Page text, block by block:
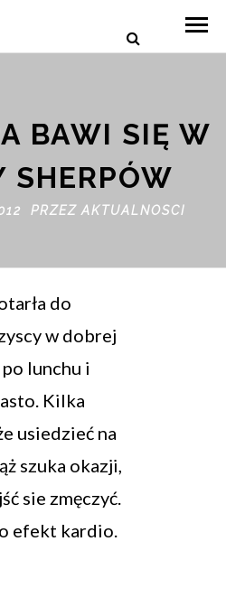
BAWI SIĘ W
SHERPÓW
PRZEZAKTUALNOSCI
do
w dobrej
lunchu i
Kilka
usiedzieć na
szuka okazji,
sie zmęczyć.
efekt kardio.